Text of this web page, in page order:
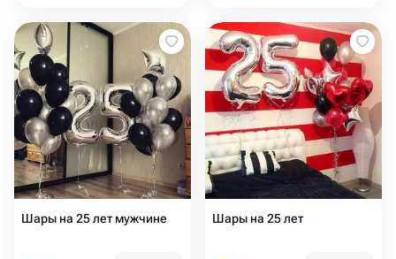
Шары на 25 лет мужчине Шары на 25 лет